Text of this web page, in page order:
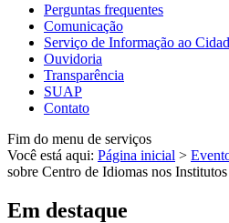
Perguntas frequentes
Comunicação
Serviço de Informação ao
Ouvidoria
Transparência
SUAP
Contato
Fim do menu de serviços
Você está aqui: Página inicial >
sobre Centro de Idiomas nos
Em destaque